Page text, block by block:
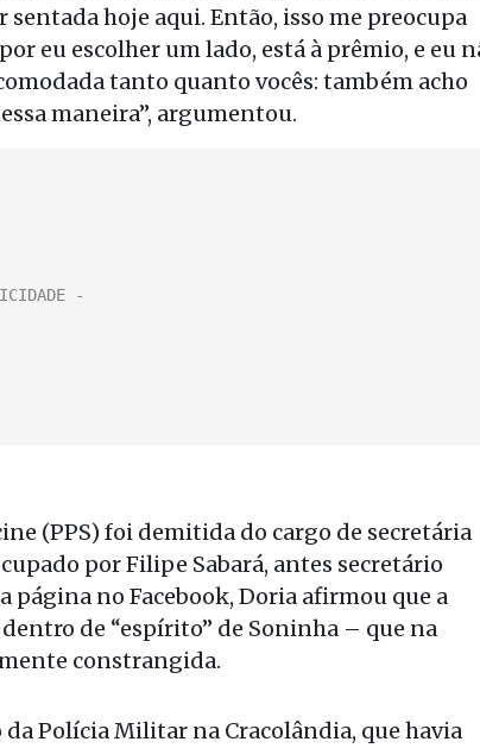
sentada hoje aqui. Então, isso me preocupa
eu escolher um lado, está à prêmio, e eu
tanto quanto vocês: também acho
maneira”, argumentou.
(PPS) foi demitida do cargo de secretária
por Filipe Sabará, antes secretário
página no Facebook, Doria afirmou que a
de “espírito” de Soninha – que na
constrangida.
Polícia Militar na Cracolândia, que havia